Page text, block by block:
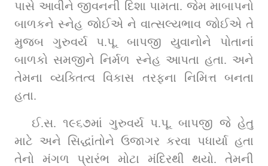
પાસે આવીને જીવનની દિશા પામતા. જેમ માબાપનો
બાળકને સ્નેહ જોઈએ ને વાત્સલ્યભાવ જોઈએ તે
મુજબ ગુરુવર્ય પ.પૂ. બાપજી યુવાનોને પોતાનાં
બાળકો સમજીને નિર્મળ સ્નેહ આપતા હતા. અને
તેમના વ્યક્તિત્વ વિકાસ તરફના નિમિત્ત બનતા
હતા.
ઈ.સ. ૧૯૬૭માં ગુરુવર્ય પ.પૂ. બાપજી જે હેતુ
માટે અને સિદ્ધાંતોને ઉજાગર કરવા પધાર્યા હતા
તેનો મંગળ પ્રારંભ મોટા મંદિરથી થયો. તેમની